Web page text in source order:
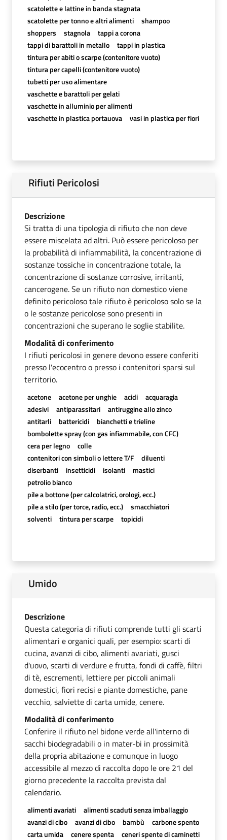
scatolette e lattine in banda stagnata
scatolette per tonno e altri alimenti
shampoo
shoppers
stagnola
tappi a corona
tappi di barattoli in metallo
tappi in plastica
tintura per abiti o scarpe (contenitore vuoto)
tintura per capelli (contenitore vuoto)
tubetti per uso alimentare
vaschette e barattoli per gelati
vaschette in alluminio per alimenti
vaschette in plastica portauova
vasi in plastica per fiori
Rifiuti Pericolosi
Descrizione
Si tratta di una tipologia di rifiuto che non deve
essere miscelata ad altri. Può essere pericoloso per
la probabilità di infiammabilità, la concentrazione di
sostanze tossiche in concentrazione totale, la
concentrazione di sostanze corrosive, irritanti,
cancerogene. Se un rifiuto non domestico viene
definito pericoloso tale rifiuto è pericoloso solo se la
o le sostanze pericolose sono presenti in
concentrazioni che superano le soglie stabilite.
Modalità di conferimento
I rifiuti pericolosi in genere devono essere conferiti
presso l'ecocentro o presso i contenitori sparsi sul
territorio.
acetone acetone per unghie acidi
acquaragia
adesivi
antiparassitari
antiruggine allo zinco
antitarli
battericidi
bianchetti e trieline
bombolette spray (con gas infiammabile, con CFC)
cera per legno
colle
contenitori con simboli o lettere T/F
diluenti
diserbanti
insetticidi isolanti
mastici
petrolio bianco
pile a bottone (per calcolatrici, orologi, ecc.)
pile a stilo (per torce, radio, ecc.)
smacchiatori
solventi
tintura per scarpe topicidi
Umido
Descrizione
Questa categoria di rifiuti comprende tutti gli scarti
alimentari e organici quali, per esempio: scarti di
cucina, avanzi di cibo, alimenti avariati, gusci
d'uovo, scarti di verdure e frutta, fondi di caffè, filtri
di tè, escrementi, lettiere per piccoli animali
domestici, fiori recisi e piante domestiche, pane
vecchio, salviette di carta umide, cenere.
Modalità di conferimento
Conferire il rifiuto nel bidone verde all'interno di
sacchi biodegradabili o in mater-bi in prossimità
della propria abitazione e comunque in luogo
accessibile al mezzo di raccolta dopo le ore 21 del
giorno precedente la raccolta prevista dal
calendario.
alimenti avariati
alimenti scaduti senza imballaggio
avanzi di cibo
avanzi di cibo bambù
carbone spento
carta umida
cenere spenta
ceneri spente di caminetti